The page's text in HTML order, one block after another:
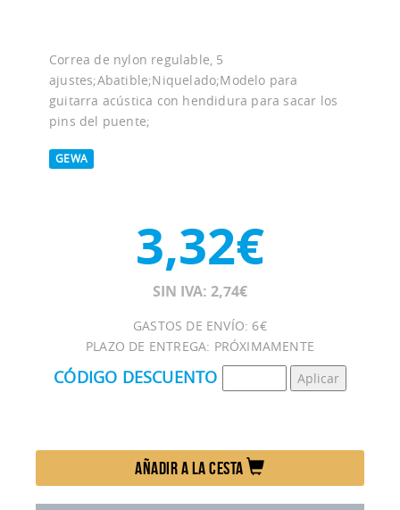
Correa de nylon regulable, 5
ajustes;Abatible;Niquelado;Modelo para
guitarra acústica con hendidura para sacar los
pins del puente;
GEWA
3,32€
SIN IVA: 2,74€
GASTOS DE ENVÍO: 6€
PLAZO DE ENTREGA: PRÓXIMAMENTE
CÓDIGO DESCUENTO
AÑADIR A LA CESTA